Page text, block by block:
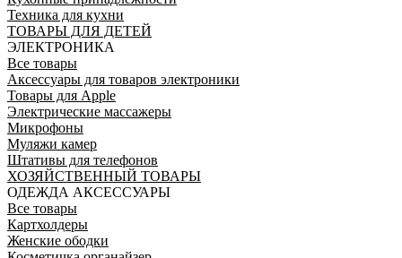
Техника для кухни
ТОВАРЫ ДЛЯ ДЕТЕЙ
ЭЛЕКТРОНИКА
Все товары
Аксессуары для товаров электроники
Товары для Apple
Электрические массажеры
Микрофоны
Муляжи камер
Штативы для телефонов
ХОЗЯЙСТВЕННЫЙ ТОВАРЫ
ОДЕЖДА АКСЕССУАРЫ
Все товары
Картхолдеры
Женские ободки